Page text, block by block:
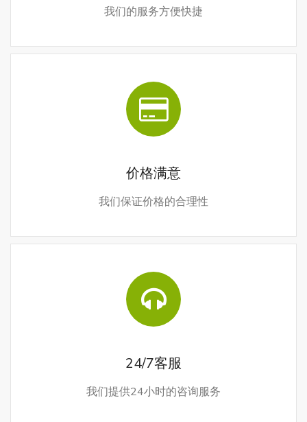
我们的服务方便快捷
价格满意
我们保证价格的合理性
24/7客服
我们提供24小时的咨询服务